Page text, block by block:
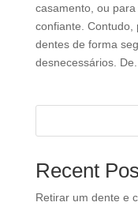
casamento, ou
confiante. Contudo,
dentes de forma
desnecessários. De...
Recent
Retirar um dente e